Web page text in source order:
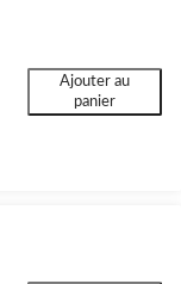
Ajouter au
panier